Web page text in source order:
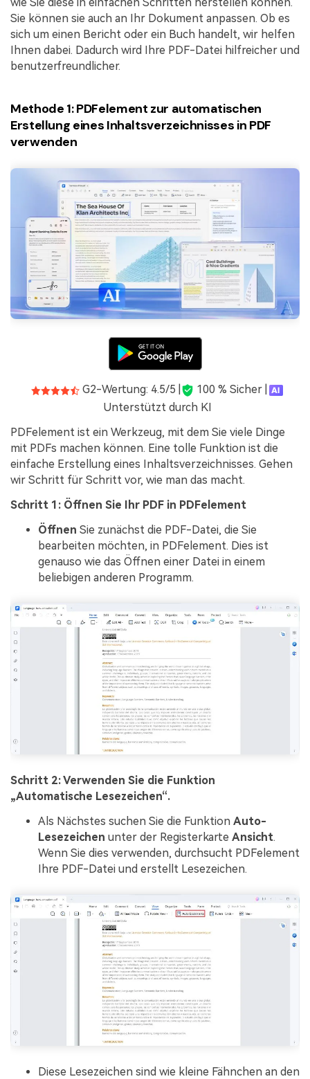
Sie können sie auch an Ihr Dokument anpassen. Ob es
sich um einen Bericht oder ein Buch handelt, wir helfen
Ihnen dabei. Dadurch wird Ihre PDF-Datei hilfreicher und
benutzerfreundlicher.
Methode 1: PDFelement zur automatischen
Erstellung eines Inhaltsverzeichnisses in PDF
verwenden
G2-Wertung: 4.5/5 |
100 % Sicher |
Unterstützt durch KI
PDFelement ist ein Werkzeug, mit dem Sie viele Dinge
mit PDFs machen können. Eine tolle Funktion ist die
einfache Erstellung eines Inhaltsverzeichnisses. Gehen
wir Schritt für Schritt vor, wie man das macht.
Schritt 1: Öffnen Sie Ihr PDF in PDFelement
Öffnen Sie zunächst die PDF-Datei, die Sie
bearbeiten möchten, in PDFelement. Dies ist
genauso wie das Öffnen einer Datei in einem
beliebigen anderen Programm.
Schritt 2: Verwenden Sie die Funktion
„Automatische Lesezeichen“.
Als Nächstes suchen Sie die Funktion Auto-
Lesezeichen unter der Registerkarte Ansicht.
Wenn Sie dies verwenden, durchsucht PDFelement
Ihre PDF-Datei und erstellt Lesezeichen.
Diese Lesezeichen sind wie kleine Fähnchen an den